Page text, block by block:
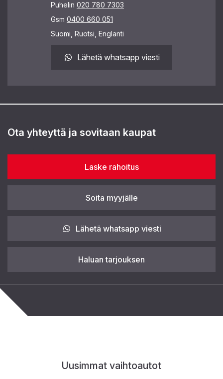
Puhelin 020 780 7303
Gsm 0400 660 051
Suomi, Ruotsi, Englanti
Lähetä whatsapp viesti
Ota yhteyttä ja sovitaan kaupat
Laske rahoitus
Soita myyjälle
Lähetä whatsapp viesti
Haluan tarjouksen
Uusimmat vaihtoautot